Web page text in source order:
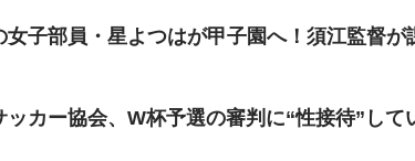
女子部員・星よつはが甲子園へ！須江監督が
ッカー協会、W杯予選の審判に“性接待”し